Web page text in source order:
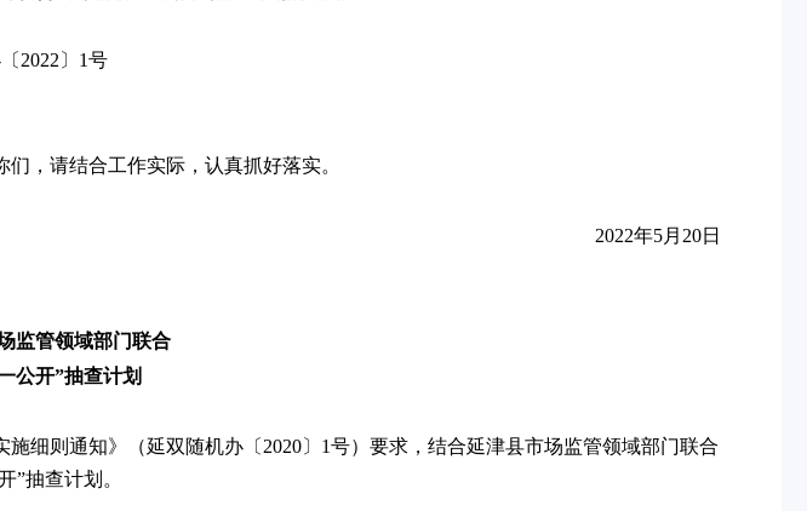
2022〕1号
，请结合工作实际，认真抓好落实。
2022年5月20日
监管领域部门联合
公开”抽查计划
施细则通知》（延双随机办〔2020〕1号）要求，结合延津县市场监管领域部门联合
”抽查计划。